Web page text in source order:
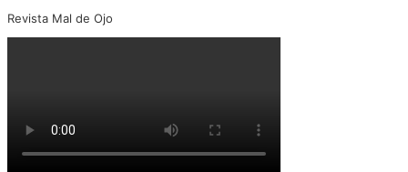
Revista Mal de Ojo